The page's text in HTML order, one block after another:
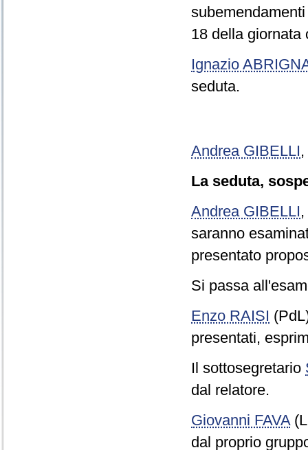
18 della giornata
Ignazio
seduta.
Andrea GIBELLI,
La seduta,
Andrea GIBELLI,
saranno
presentato
Si passa
Enzo RAISI
presentati,
Il sottosegretario
dal relatore.
Giovanni FAVA
dal proprio